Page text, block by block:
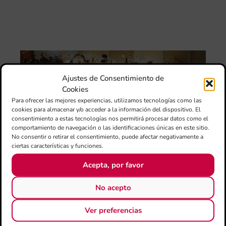
Ajustes de Consentimiento de
Cookies
Para ofrecer las mejores experiencias, utilizamos tecnologías como las
cookies para almacenar y/o acceder a la información del dispositivo. El
consentimiento a estas tecnologías nos permitirá procesar datos como el
comportamiento de navegación o las identificaciones únicas en este sitio.
No consentir o retirar el consentimiento, puede afectar negativamente a
ciertas características y funciones.
Acepta, por favor
No acepto
Ver preferencias